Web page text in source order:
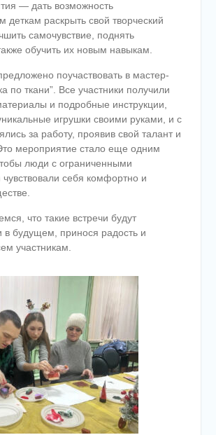
— дать возможность
раскрыть свой творческий
самочувствие, поднять
обучить их новым навыкам.
поучаствовать в мастер-
по ткани”. Все участники получили
и подробные инструкции,
игрушки своими руками, и с
за работу, проявив свой талант и
мероприятие стало еще одним
люди с ограниченными
себя комфортно и
что такие встречи будут
в будущем, принося радость и
участникам.